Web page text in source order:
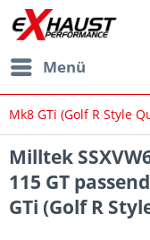
Menü
Mk8 GTi (Golf R Style
Milltek
115 GT
GTi (Golf R